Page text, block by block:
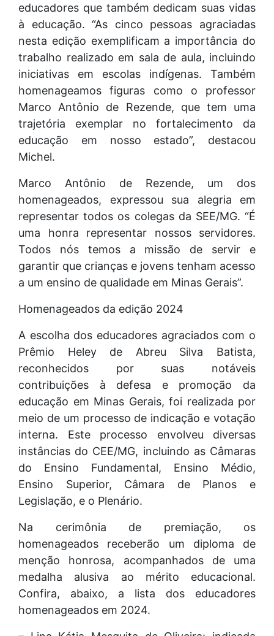
educadores que também dedicam suas vidas
à educação. “As cinco pessoas agraciadas
nesta edição exemplificam a importância do
trabalho realizado em sala de aula, incluindo
iniciativas em escolas indígenas. Também
homenageamos figuras como o professor
Marco Antônio de Rezende, que tem uma
trajetória exemplar no fortalecimento da
educação em nosso estado”, destacou
Michel.
Marco Antônio de Rezende, um dos
homenageados, expressou sua alegria em
representar todos os colegas da SEE/MG. “É
uma honra representar nossos servidores.
Todos nós temos a missão de servir e
garantir que crianças e jovens tenham acesso
a um ensino de qualidade em Minas Gerais”.
Homenageados da edição 2024
A escolha dos educadores agraciados com o
Prêmio Heley de Abreu Silva Batista,
reconhecidos por suas notáveis
contribuições à defesa e promoção da
educação em Minas Gerais, foi realizada por
meio de um processo de indicação e votação
interna. Este processo envolveu diversas
instâncias do CEE/MG, incluindo as Câmaras
do Ensino Fundamental, Ensino Médio,
Ensino Superior, Câmara de Planos e
Legislação, e o Plenário.
Na cerimônia de premiação, os
homenageados receberão um diploma de
menção honrosa, acompanhados de uma
medalha alusiva ao mérito educacional.
Confira, abaixo, a lista dos educadores
homenageados em 2024.